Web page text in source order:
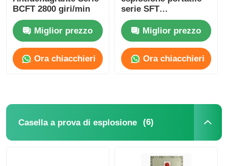
BCFT 2800 giri/min
Miglior prezzo
Ora chiacchieri
serie SFT
personalizzato 1500-
10000m3/HMiglior prezzo
Ora chiacchieri
Casella a prova di esplosione (6)